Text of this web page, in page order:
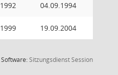
04.09.1994
19.09.2004
Software:SitzungsdienstSession(Wird in